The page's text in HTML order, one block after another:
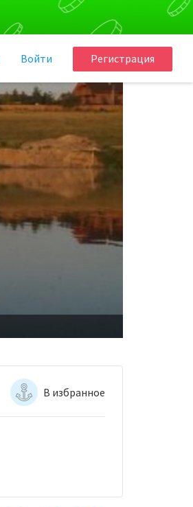
Регистрация
Войти
В избранное